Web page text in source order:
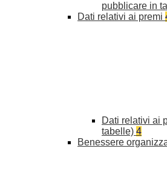
pubblicare in
Dati relativi ai premi
Dati relativi ai
tabelle) 4
Benessere